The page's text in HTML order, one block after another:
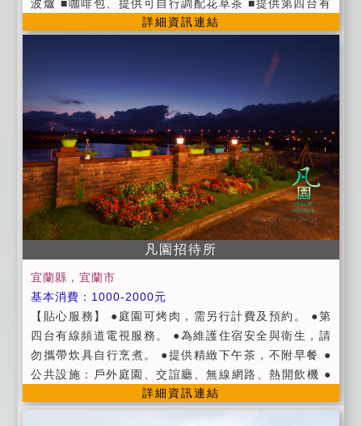
波爐 ■咖啡包、提供可自行調配花草茶 ■提供第四台有
線頻道電視 ■提供宜蘭旅遊資訊服務 ■車站接送（需提
早餐，因此在房價上特別回饋給大家，讓大家可以享受
間：翌日上午11:00以前。 ■平日：週日~週五 / 假日：
週六、連續假日及國定假日 / 定價：農曆過年期間 ■入
住時請記得出示您的證件，以便我們登記，在辦理登記
的同時，也請您將住宿費一併繳交。 ■為維護住宿環
境，室內請勿吸煙，不便處請見諒。 ■為維護住宿安
寧，請每位遊客保持輕聲細語，相互尊重住宿空間上的
安寧。 ■個人貴重物品、請自行妥善保管、如有遺失，
恕不負責，敬請見諒。 ■延期住宿：請於住宿前一週告
知，將可辦理退費或保留訂金三個月，並於期限內擇期
住宿。 ■如遇天災 (颱風、地震) 經宜蘭縣政府發佈停止
上班上課當天與前後一天的預定，亦可辦理取消退費或
延期住 宿，並將保留訂金三個月，並於期限內擇期住
宿。 ■取消訂房訂金退還標準（依據消保會規定）： ●
預定住宿日前14日取消訂房，可退回全部訂金 。 ●預定
住宿日前10日至13日取消訂房者，可退回 70% 的訂金
。 ●預定住宿日前7日至9日取消訂房者，可退回 50%
的訂金 。 ●預定住宿日前4日至6日取消訂房者，可退回
詳細資訊連結
凡園招待所
宜蘭縣，宜蘭市
基本消費：1000-2000元
【貼心服務】 ●庭園可烤肉，需另行計費及預約。 ●第
四台有線頻道電視服務。 ●為維護住宿安全與衛生，請
勿攜帶炊具自行烹煮。 ●提供精緻下午茶，不附早餐 ●
公共設施：戶外庭園、交誼廳、無線網路、熱開飲機 ●
提供免費停車場 ●提供賞鯨代訂服務 ●可提早寄放行李
●提供盥洗用具 【匯款資訊】 ●請事先來電確認或預
詳細資訊連結